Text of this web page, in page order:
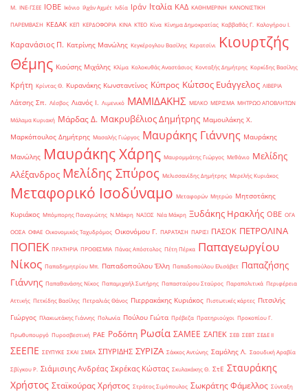
Μ. ΙΝΕ-ΓΣΕΕ ΙΟΒΕ Ικόνιο Ιλχάν Αχμέτ Ινδία Ιράν Ιταλία ΚΑΔ ΚΑΘΗΜΕΡΙΝΗ ΚΑΝΟΝΙΣΤΙΚΗ
ΠΑΡΕΜΒΑΣΗ ΚΕΔΑΚ ΚΕΠ ΚΕΡΔΟΦΟΡΙΑ ΚΙΝΑ ΚΤΕΟ Κίνα Κίνημα Δημοκρατίας Καββαθάς Γ. Καλογήρου Ι.
Καρανάσιος Π. Κατρίνης Μανώλης Κεγκέρογλου Βασίλης Κερατσίνι
Κιουρτζής
Θέμης Κιούσης Μιχάλης Κλίμα Κολοκυθάς Αναστάσιος Κονταξής Δημήτρης Κορκίδης Βασίλης
Κρήτη Κρίντας Θ. Κυρανάκης Κωνσταντίνος Κύπρος Κώτσος Ευάγγελος ΛΙΒΕΡΙΑ
Λάτσης Σπ. Λέσβος Λιανός Ι. Λιμενικό ΜΑΜΙΔΑΚΗΣ ΜΕΛΚΟ ΜΕΡΙΣΜΑ ΜΗΤΡΩΟ ΑΠΟΒΛΗΤΩΝ
Μάλαμα Κυριακή Μάρδας Δ. Μακρυβέλιος Δημήτρης Μαμουλάκης Χ.
Μαρκόπουλος Δημήτρης Μασαλής Γιώργος Μαυράκης Γιάννης Μαυράκης
Μανώλης Μαυράκης Χάρης Μαυρομμάτης Γιώργος Μεθάνιο Μελίδης
Αλέξανδρος Μελίδης Σπύρος Μελισσανίδης Δημήτρης Μερελής Κυριάκος
Μεταφορικό Ισοδύναμο Μεταφορών Μητρώο Μητσοτάκης
Κυριάκος Μπόμπορης Παναγιώτης Ν.Μάκρη ΝΑΞΟΣ Νέα Μάκρη Ξυδάκης Ηρακλής ΟΒΕ ΟΓΑ
ΟΟΣΑ ΟΦΑΕ Οικονομικός Ταχυδρόμος Οικονόμου Γ. ΠΑΡΑΤΑΣΗ ΠΑΡΙΣΙ ΠΑΣΟΚ ΠΕΤΡΟΛΙΝΑ
ΠΟΠΕΚ ΠΡΑΤΗΡΙΑ ΠΡΟΘΕΣΜΙΑ Πάνας Απόστολος Πέτη Πέρκα Παπαγεωργίου
Νίκος Παπαδημητρίου Μπ. Παπαδοπούλου Έλλη Παπαδοπούλου Ελισάβετ Παπαζήσης
Γιάννης Παπαθανάσης Νίκος Παπαμιχαήλ Σωτήρης Παπασταύρου Σταύρος Παραπολιτικά Περιφέρεια
Αττικής Πετκίδης Βασίλης Πετραλιάς Θάνος Πιερρακάκης Κυριάκος Πιστωτικές κάρτες Πιτσιλής
Γιώργος Πλακιωτάκης Γιάννης Πολωνία Πούλου Γιώτα Πρέβεζα Πρατηριούχοι Προκοπίου Γ.
Πρωθυπουργό Πυροσβεστική ΡΑΕ Ροδόπη Ρωσία ΣΑΜΕΕ ΣΑΠΕΚ ΣΕΒ ΣΕΒΤ ΣΕΔΕ ΙΙ
ΣΕΕΠΕ ΣΕΥΠΥΚΕ ΣΚΑΙ ΣΜΕΑ ΣΠΥΡΙΔΗΣ ΣΥΡΙΖΑ Σάκκος Αντώνης Σαμόλης Λ. Σαουδική Αραβία
Σβίγκου Ρ. Σιάμισιης Ανδρέας Σκρέκας Κώστας Σκυλακάκης Θ. ΣτΕ Σταυράκης
Χρήστος Σταϊκούρας Χρήστος Στράτος Σιμόπουλος Σωκράτης Φάμελλος Σύνταξη